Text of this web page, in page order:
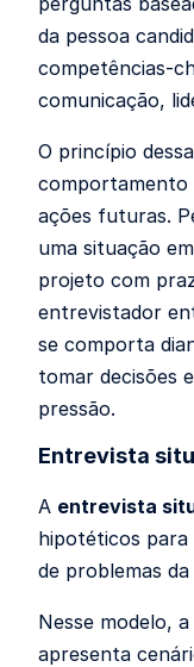
da pessoa
competências-
comunicação,
O princípio
comportamento
ações futuras.
uma situação
projeto com
entrevistador
se comporta
tomar decisões
pressão.
Entrevista
A entrevista
hipotéticos para
de problemas
Nesse modelo,
apresenta